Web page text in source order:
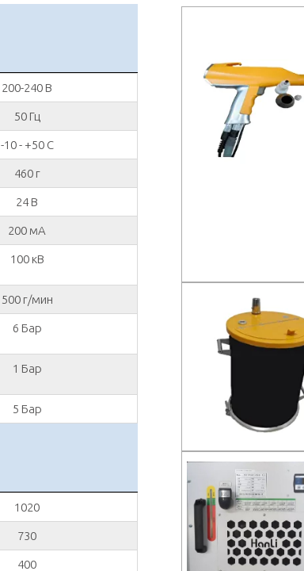
200-240 В
50 Гц
-10 - +50 С
460 г
24 В
200 мА
100 кВ
500 г/мин
6 Бар
1 Бар
5 Бар
1020
730
400